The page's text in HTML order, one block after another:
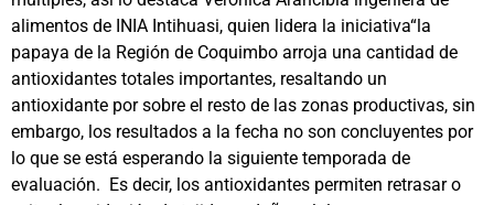
alimentos de INIA Intihuasi, quien lidera la iniciativa“la
papaya de la Región de Coquimbo arroja una cantidad de
antioxidantes totales importantes, resaltando un
antioxidante por sobre el resto de las zonas productivas, sin
embargo, los resultados a la fecha no son concluyentes por
lo que se está esperando la siguiente temporada de
evaluación. Es decir, los antioxidantes permiten retrasar o